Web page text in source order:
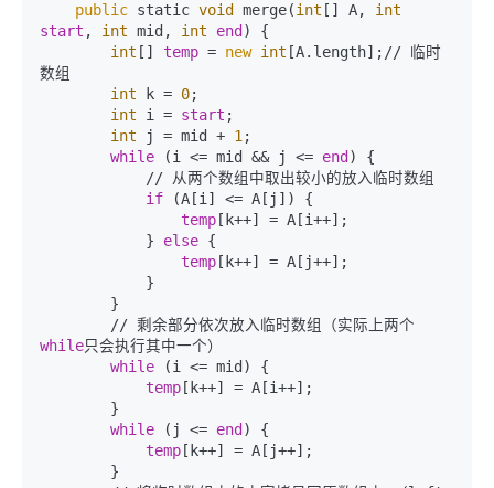
public static void merge(int [] A, int
start , int mid, int end ) {
int [] temp = new int [A.length];// 临时
数组
int k = 0;
int i = start ;
int j = mid + 1;
while (i <= mid && j <= end ) {
if (A[i] <= A[j]) {
temp [k++] = A[i++];
            }
else {
temp [k++] = A[j++];
        // 剩余部分依次放入临时数组（实际上两个
while只会执行其中一个）
while (i <= mid) {
temp [k++] = A[i++];
while (j <= end ) {
temp [k++] = A[j++];